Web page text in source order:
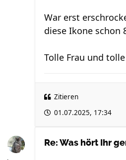
War erst
diese Ikone schon
Tolle Frau und
Zitieren
01.07.2025, 17:34
Re: Was hört Ihr